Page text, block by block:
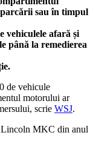
sau în timpul
vehiculele afară și
până la remedierea
de vehicule
motorului ar
scrie WSJ.
Lincoln MKC din anul